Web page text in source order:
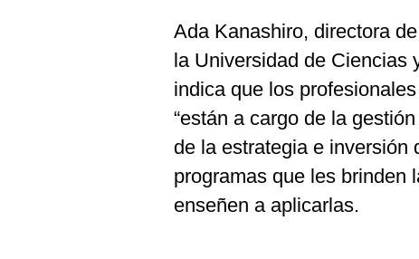
Ada Kanashiro, directora
la Universidad de Ciencias
indica que los
“están a cargo de la
de la estrategia e inversión
programas que les brinden
enseñen a aplicarlas.